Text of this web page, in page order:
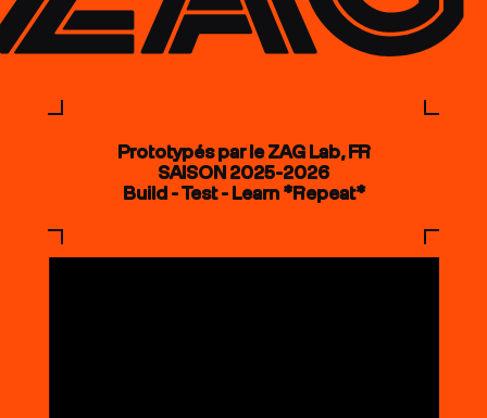
Prototypés par le ZAG Lab, FR
SAISON 2025-2026
Build - Test - Learn *Repeat*